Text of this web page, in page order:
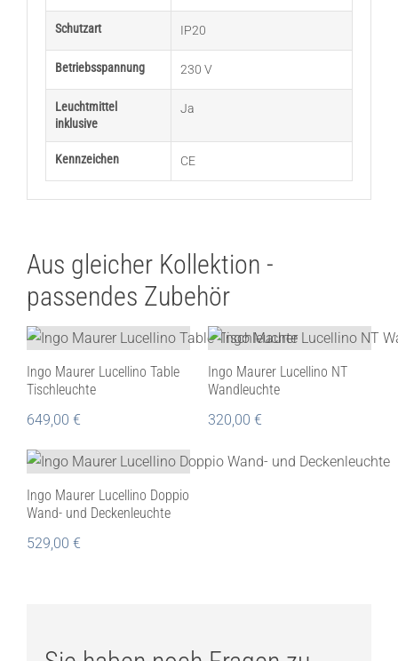
Schutzart IP20
Betriebsspannung 230 V
Leuchtmittel
inklusive
Ja
Kennzeichen CE
Aus gleicher Kollektion -
passendes Zubehör
Ingo Maurer Lucellino Table
Tischleuchte
649,00 €
Ingo Maurer Lucellino NT
Wandleuchte
320,00 €
Ingo Maurer Lucellino Doppio
Wand- und Deckenleuchte
529,00 €